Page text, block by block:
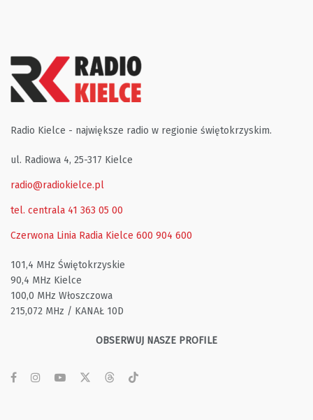
Radio Kielce - największe radio w regionie świętokrzyskim.
ul. Radiowa 4, 25-317 Kielce
radio@radiokielce.pl
tel. centrala 41 363 05 00
Czerwona Linia Radia Kielce 600 904 600
101,4 MHz Świętokrzyskie
90,4 MHz Kielce
100,0 MHz Włoszczowa
215,072 MHz / KANAŁ 10D
OBSERWUJ NASZE PROFILE